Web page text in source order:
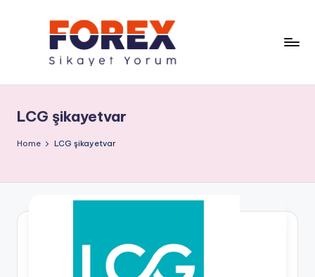
LCG şikayetvar
Home LCG şikayetvar